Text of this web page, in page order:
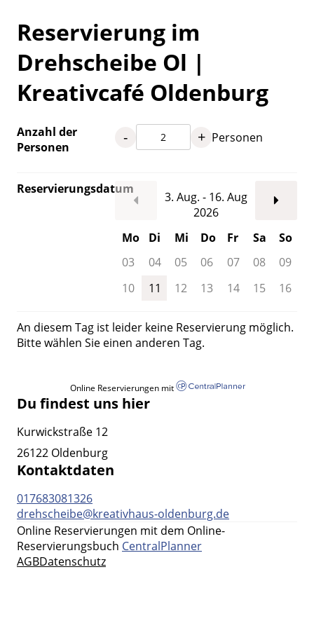
Reservierung im
Drehscheibe Ol |
Kreativcafé Oldenburg
Anzahl der
Personen
- + Personen
Reservierungsdatum
3. Aug. - 16. Aug
2026
Mo
Di Mi Do Fr Sa
So
03
04 05 06 07 08
09
10
11 12 13 14 15 16
An diesem Tag ist leider keine Reservierung möglich.
Bitte wählen Sie einen anderen Tag.
Online Reservierungen mit
Du findest uns hier
Kurwickstraße 12
26122 Oldenburg
Kontaktdaten
017683081326
drehscheibe@kreativhaus-oldenburg.de
Online Reservierungen mit dem Online-
Reservierungsbuch CentralPlanner
AGBDatenschutz